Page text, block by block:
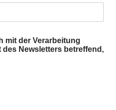
mit der Verarbeitung
des Newsletters betreffend,